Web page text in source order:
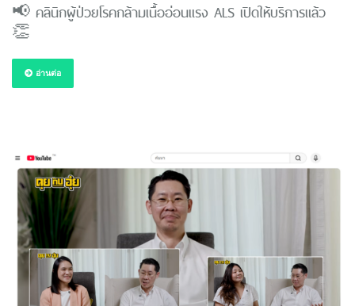
📢 คลินิกผู้ป่วยโรคกล้ามเนื้ออ่อนแรง ALS เปิดให้บริการแล้ว
👏
อ่านต่อ